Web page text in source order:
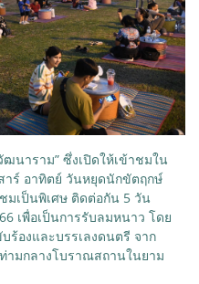
นาราม” ซึ่งเปิดให้เข้าชมใน
าร์ อาทิตย์ วันหยุดนักขัตฤกษ์
มเป็นพิเศษ ติดต่อกัน 5 วัน
เพื่อเป็นการรับลมหนาว โดย
ร้องและบรรเลงดนตรี จาก
ามกลางโบราณสถานในยาม